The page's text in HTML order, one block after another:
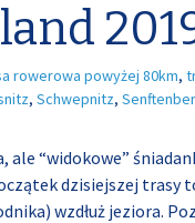
rowerowa powyżej 80km,
, Schwepnitz,
“widokowe”
dzisiejszej
wzdłuż jeziora.